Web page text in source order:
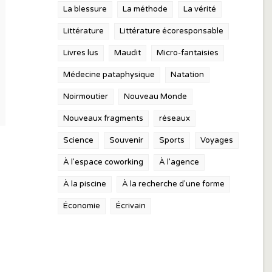
La blessure La méthode La vérité
Littérature Littérature écoresponsable
Livres lus Maudit Micro-fantaisies
Médecine pataphysique Natation
Noirmoutier Nouveau Monde
Nouveaux fragments réseaux
Science Souvenir Sports Voyages
À l'espace coworking À l'agence
À la piscine À la recherche d'une forme
Économie Écrivain